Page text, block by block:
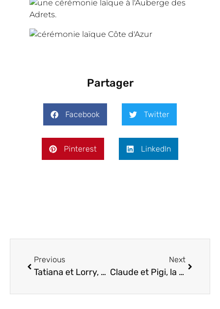
Partager
Facebook Twitter
Pinterest LinkedIn
Previous
Tatiana et Lorry, une cérémonie laïque au Domaine de Sarson!
Next
Claude et Pigi, la cérémonie laïque du bonheur.